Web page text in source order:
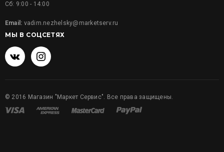
Сб: 9:00 - 14:00
Email: vadim.nezhelsky@marketserv.ru
МЫ В СОЦСЕТЯХ
© 2016 Магазин "Маркет Сервис". Все права защищены.